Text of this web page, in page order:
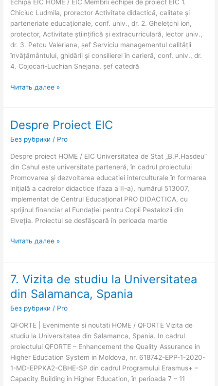
Echipa EIC HOME / EIC Membrii echipei de proiect EIC 1.
Chiciuc Ludmila, prorector Activitate didactică, calitate și
parteneriate educaționale, conf. univ., dr. 2. Ghelețchi ion,
protector, Activitate științifică și extracurriculară, lector univ.,
dr. 3. Petcu Valeriana, șef Serviciu managementul calității
învățământului, ghidării și consilierei în carieră, conf. univ., dr.
4. Cojocari-Luchian Snejana, șef catedră
Читать далее »
Despre Proiect EIC
Без рубрики / Pro
Despre proiect HOME / EIC Universitatea de Stat „B.P.Hasdeu”
din Cahul este universitate parteneră, în cadrul proiectului
Promovarea și dezvoltarea educației interculturale în formarea
inițială a cadrelor didactice (faza a II-a), numărul 513007,
implementat de Centrul Educațional PRO DIDACTICA, cu
sprijinul financiar al Fundației pentru Copii Pestalozii din
Elveția. Proiectul se desfășoară în perioada martie
Despre
Proiect
EIC
Читать далее »
7. Vizita de studiu la Universitatea
din Salamanca, Spania
Без рубрики / Pro
QFORTE | Evenimente si noutati HOME / QFORTE Vizita de
studiu la Universitatea din Salamanca, Spania. In cadrul
proiectului QFORTE – Enhancement the Quality Assurance in
Higher Education System in Moldova, nr. 618742-EPP-1-2020-
1-MD-EPPKA2-CBHE-SP din cadrul Programului Erasmus+ –
Capacity Building in Higher Education, în perioada 7 – 11
7.
Vizita
de
studiu
Universitatea
Salamanca,
Spania